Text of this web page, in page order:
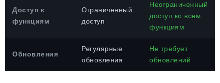
Доступ к
функциям
Ограниченный
доступ
Неограниченный
доступ ко всем
функциям
Обновления
Регулярные
обновления
Не требует
обновлений